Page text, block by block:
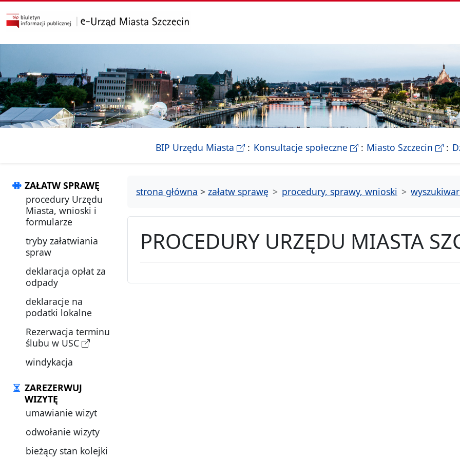
przejdź do głównego menu
BIP Urzędu Miasta - Biletyn Informacji Publicznej Urzedu Miasta
Konsultacje społeczne- strona konsultacji Miasta
Miasto Szczecin -
ZAŁATW SPRAWĘ
procedury Urzędu
Miasta, wnioski i
formularze
tryby załatwiania
spraw
deklaracja opłat za
odpady
deklaracje na
podatki lokalne
Rezerwacja terminu
ślubu w USC
windykacja
ZAREZERWUJ
WIZYTĘ
umawianie wizyt
odwołanie wizyty
bieżący stan kolejki
strona główna > załatw sprawę procedury, sprawy, wnioski
PROCEDURY URZĘDU MIASTA